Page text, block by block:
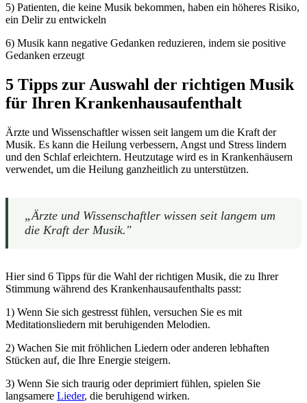
5) Patienten, die keine Musik bekommen, haben ein höheres Risiko,
ein Delir zu entwickeln
6) Musik kann negative Gedanken reduzieren, indem sie positive
Gedanken erzeugt
5 Tipps zur Auswahl der richtigen Musik
für Ihren Krankenhausaufenthalt
Ärzte und Wissenschaftler wissen seit langem um die Kraft der
Musik. Es kann die Heilung verbessern, Angst und Stress lindern
und den Schlaf erleichtern. Heutzutage wird es in Krankenhäusern
verwendet, um die Heilung ganzheitlich zu unterstützen.
„Ärzte und Wissenschaftler wissen seit langem um
die Kraft der Musik."
Hier sind 6 Tipps für die Wahl der richtigen Musik, die zu Ihrer
Stimmung während des Krankenhausaufenthalts passt:
1) Wenn Sie sich gestresst fühlen, versuchen Sie es mit
Meditationsliedern mit beruhigenden Melodien.
2) Wachen Sie mit fröhlichen Liedern oder anderen lebhaften
Stücken auf, die Ihre Energie steigern.
3) Wenn Sie sich traurig oder deprimiert fühlen, spielen Sie
langsamere Lieder, die beruhigend wirken.